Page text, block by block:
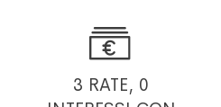

3 RATE, 0